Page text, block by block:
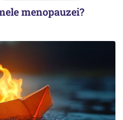
menopauzei?